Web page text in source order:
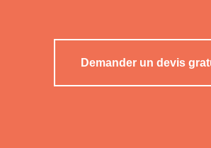
Demander un devis